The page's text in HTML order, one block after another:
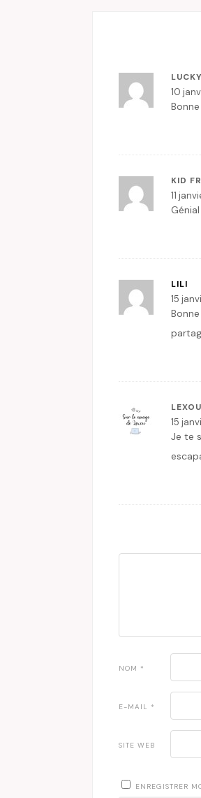
10
KID
11
LILI
15
LEXOU
15
Je te
NOM *
E-MAIL *
SITE WEB
ENREGISTRER